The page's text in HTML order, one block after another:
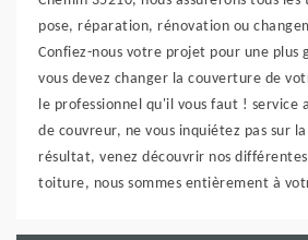
pose, réparation, rénovation ou
Confiez-nous votre projet pour une plus
vous devez changer la couverture de
le professionnel qu'il vous faut ! service
de couvreur, ne vous inquiétez pas sur
résultat, venez découvrir nos
toiture, nous sommes entièrement à